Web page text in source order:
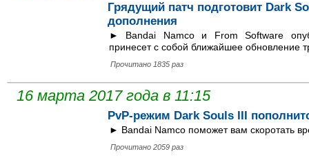
Грядущий патч подготовит Dark
дополнения
► Bandai Namco и From Software
принесет с собой ближайшее обновление
Прочитано 1835 раз
16 марта 2017 года в 11:15
PvP-режим Dark Souls III
► Bandai Namco поможет вам скоротать
Прочитано 2059 раз